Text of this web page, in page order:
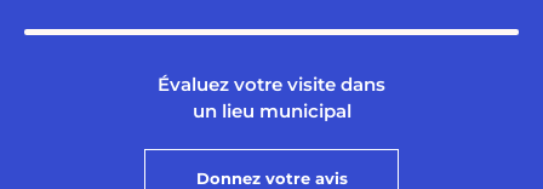
Évaluez votre visite dans
un lieu municipal
Donnez votre avis